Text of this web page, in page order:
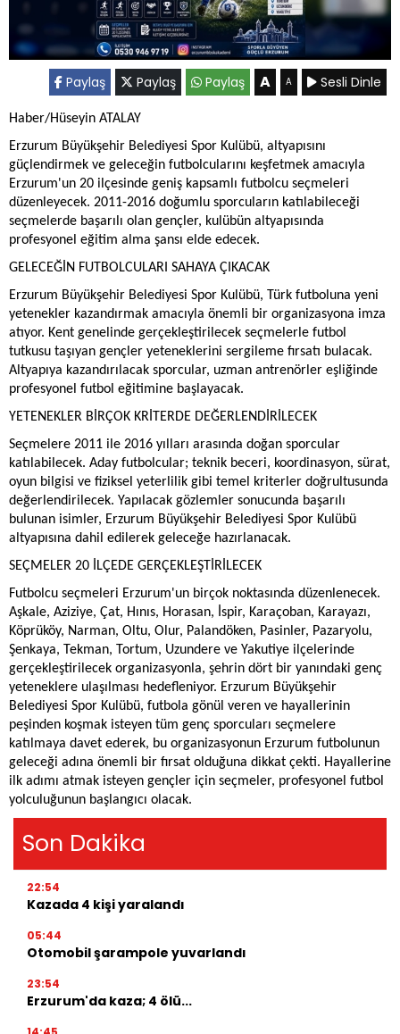
Paylaş Paylaş Paylaş A A Sesli Dinle
Haber/Hüseyin ATALAY
Erzurum Büyükşehir Belediyesi Spor Kulübü, altyapısını
güçlendirmek ve geleceğin futbolcularını keşfetmek amacıyla
Erzurum'un 20 ilçesinde geniş kapsamlı futbolcu seçmeleri
düzenleyecek. 2011-2016 doğumlu sporcuların katılabileceği
seçmelerde başarılı olan gençler, kulübün altyapısında
profesyonel eğitim alma şansı elde edecek.
GELECEĞİN FUTBOLCULARI SAHAYA ÇIKACAK
Erzurum Büyükşehir Belediyesi Spor Kulübü, Türk futboluna yeni
yetenekler kazandırmak amacıyla önemli bir organizasyona imza
atıyor. Kent genelinde gerçekleştirilecek seçmelerle futbol
tutkusu taşıyan gençler yeteneklerini sergileme fırsatı bulacak.
Altyapıya kazandırılacak sporcular, uzman antrenörler eşliğinde
profesyonel futbol eğitimine başlayacak.
YETENEKLER BİRÇOK KRİTERDE DEĞERLENDİRİLECEK
Seçmelere 2011 ile 2016 yılları arasında doğan sporcular
katılabilecek. Aday futbolcular; teknik beceri, koordinasyon, sürat,
oyun bilgisi ve fiziksel yeterlilik gibi temel kriterler doğrultusunda
değerlendirilecek. Yapılacak gözlemler sonucunda başarılı
bulunan isimler, Erzurum Büyükşehir Belediyesi Spor Kulübü
altyapısına dahil edilerek geleceğe hazırlanacak.
SEÇMELER 20 İLÇEDE GERÇEKLEŞTİRİLECEK
Futbolcu seçmeleri Erzurum'un birçok noktasında düzenlenecek.
Aşkale, Aziziye, Çat, Hınıs, Horasan, İspir, Karaçoban, Karayazı,
Köprüköy, Narman, Oltu, Olur, Palandöken, Pasinler, Pazaryolu,
Şenkaya, Tekman, Tortum, Uzundere ve Yakutiye ilçelerinde
gerçekleştirilecek organizasyonla, şehrin dört bir yanındaki genç
yeteneklere ulaşılması hedefleniyor. Erzurum Büyükşehir
Belediyesi Spor Kulübü, futbola gönül veren ve hayallerinin
peşinden koşmak isteyen tüm genç sporcuları seçmelere
katılmaya davet ederek, bu organizasyonun Erzurum futbolunun
geleceği adına önemli bir fırsat olduğuna dikkat çekti. Hayallerine
ilk adımı atmak isteyen gençler için seçmeler, profesyonel futbol
yolculuğunun başlangıcı olacak.
Son Dakika
22:54
Kazada 4 kişi yaralandı
05:44
Otomobil şarampole yuvarlandı
23:54
Erzurum'da kaza; 4 ölü...